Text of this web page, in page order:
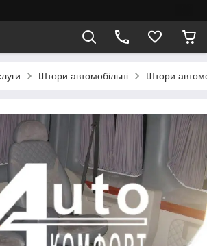
Штори автомобільні Штори